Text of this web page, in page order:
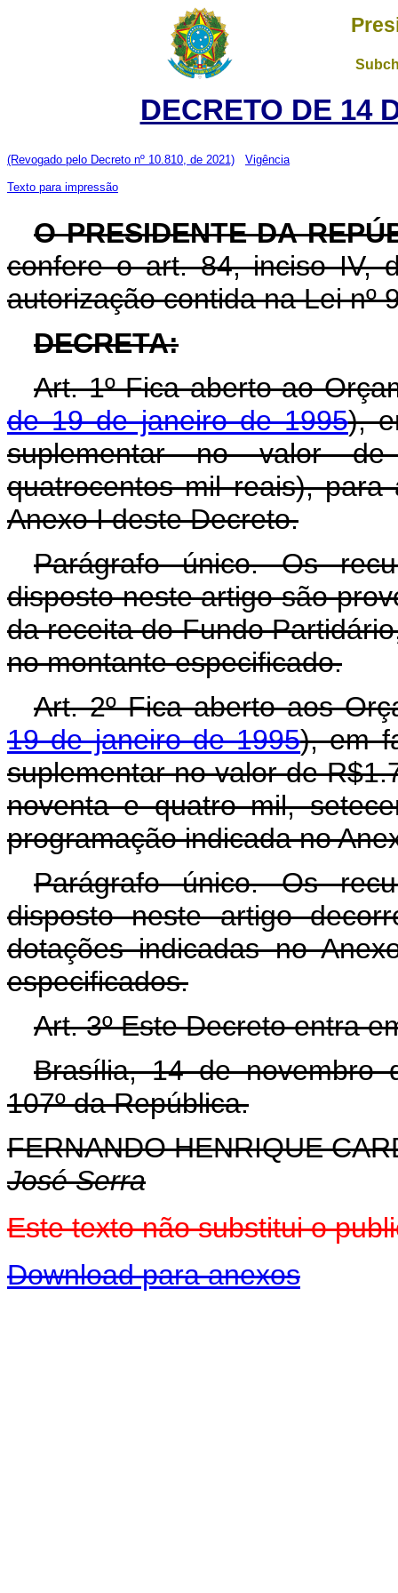
DECRETO DE 14
(Revogado pelo Decreto nº 10.810, de 2021) Vigência
Texto para impressão
O PRESIDENTE DA
confere o art. 84, inciso IV,
autorização contida na Lei nº
DECRETA:
Art. 1º Fica aberto ao
de 19 de janeiro de 1995),
suplementar no valor
quatrocentos mil reais),
Anexo I deste Decreto.
Parágrafo único. Os
disposto neste artigo são
da receita do Fundo
no montante especificado.
Art. 2º Fica aberto aos
19 de janeiro de 1995), em
suplementar no valor de
noventa e quatro mil,
programação indicada no
Parágrafo único. Os
disposto neste artigo
dotações indicadas no
especificados.
Art. 3º Este Decreto entra
Brasília, 14 de novembro
107º da República.
FERNANDO HENRIQUE
José Serra
Este texto não substitui o
Download para anexos